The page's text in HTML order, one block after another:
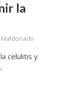
la
Maldonado
celulitis y